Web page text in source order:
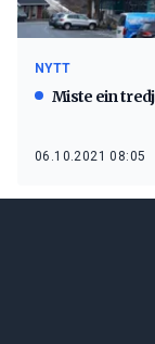
NYTT
Miste ein
06.10.2021 08:05